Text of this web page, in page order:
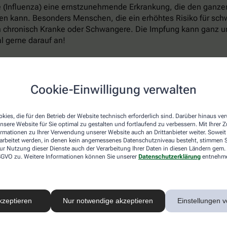
Cookie-Einwilligung verwalten
die für den Betrieb der Website technisch erforderlich sind. Darüber hinaus
Website für Sie optimal zu gestalten und fortlaufend zu verbessern. Mit Ihrer
zu Ihrer Verwendung unserer Website auch an Drittanbieter weiter. Soweit
werden, in denen kein angemessenes Datenschutzniveau besteht, stimmen
Nutzung dieser Dienste auch der Verarbeitung Ihrer Daten in diesen Ländern
zu. Weitere Informationen können Sie unserer Datenschutzerklärung
Nur notwendige akzeptieren Einstellungen
eine ernstzunehmende Erkrankung, die den
kann. Besonders Menschen, die ein erhöhtes Risiko für
Kranke oder Schwangere. Die Impfung kann ganz
gerne darauf an!
Erkältungserreger in den Körper eindringen, ist im
Infektionen macht. Forscher der renommierten Harvard
unser Abwehrsystem schwächt und Atemwegserkrankungen
von Viren oder Krankheitserregern normalerweise
Vesikel (EV). Die kleinen Bläschen enthalten unter
besetzt, an die Viren und Bakterien andocken, anstatt sich
deutlich weniger solcher EVs aus als bei wärmeren
Schwankungen bei Infektionen der oberen Atemwege
– es verringert nicht nur den Kontakt mit